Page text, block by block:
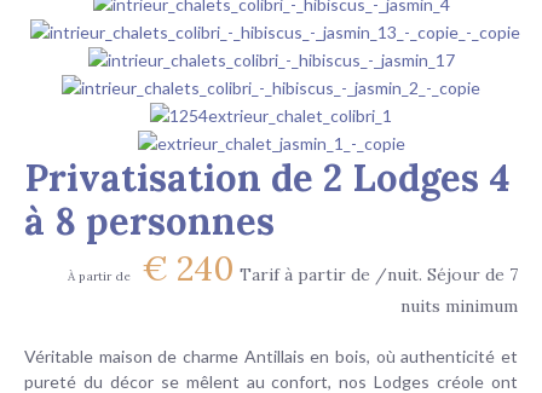
Privatisation de 2 Lodges 4
à 8 personnes
À partir de € 240 Tarif à partir de /nuit. Séjour de 7
nuits minimum
Véritable maison de charme Antillais en bois, où authenticité et
pureté du décor se mêlent au confort, nos Lodges créole ont